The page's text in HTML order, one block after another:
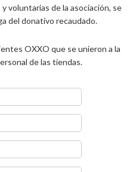
voluntarias de la asociación, se
del donativo recaudado.
OXXO que se unieron a la
de las tiendas.